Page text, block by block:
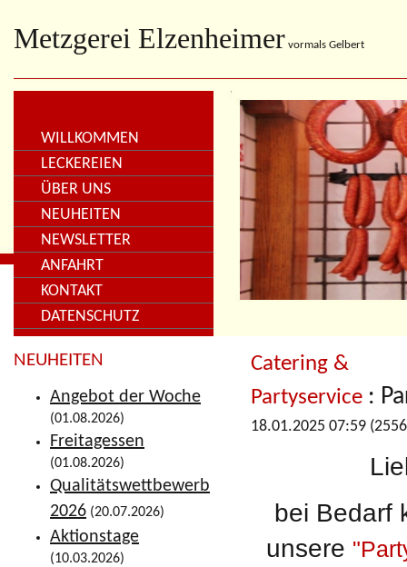
Metzgerei Elzenheimer vormals Gelbert
WILLKOMMEN
LECKEREIEN
ÜBER UNS
NEUHEITEN
NEWSLETTER
ANFAHRT
KONTAKT
DATENSCHUTZ
NEUHEITEN
Angebot der Woche
(01.08.2026)
Freitagessen
(01.08.2026)
Qualitätswettbewerb
2026 (20.07.2026)
Aktionstage
(10.03.2026)
Catering &
Partyservice :
18.01.2025 07:59 (
bei Bedarf
unsere